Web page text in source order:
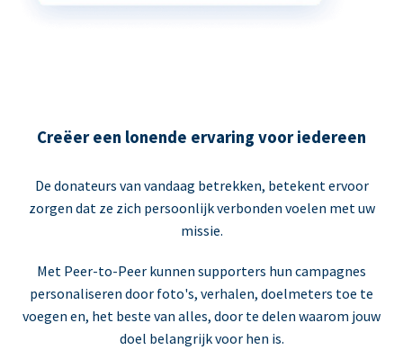
Creëer een lonende ervaring voor iedereen
De donateurs van vandaag betrekken, betekent ervoor
zorgen dat ze zich persoonlijk verbonden voelen met uw
missie.
Met Peer-to-Peer kunnen supporters hun campagnes
personaliseren door foto's, verhalen, doelmeters toe te
voegen en, het beste van alles, door te delen waarom jouw
doel belangrijk voor hen is.